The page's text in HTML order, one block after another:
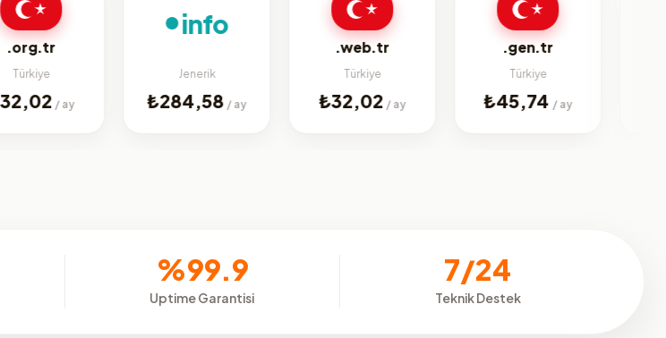
/ ay
info
₺284,58 / ay
.web.tr
₺32,02 / ay
.gen.tr
₺45,74 / ay
%99.9
Uptime Garantisi
7/24
Teknik Destek